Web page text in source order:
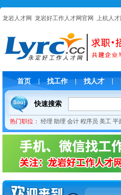
龙岩人才网 龙岩好工作人才网官网 上杭人才
首页 找工作 | 找人才
快速搜索
热门职位： 经理 助理 会计 程序员 美工 平